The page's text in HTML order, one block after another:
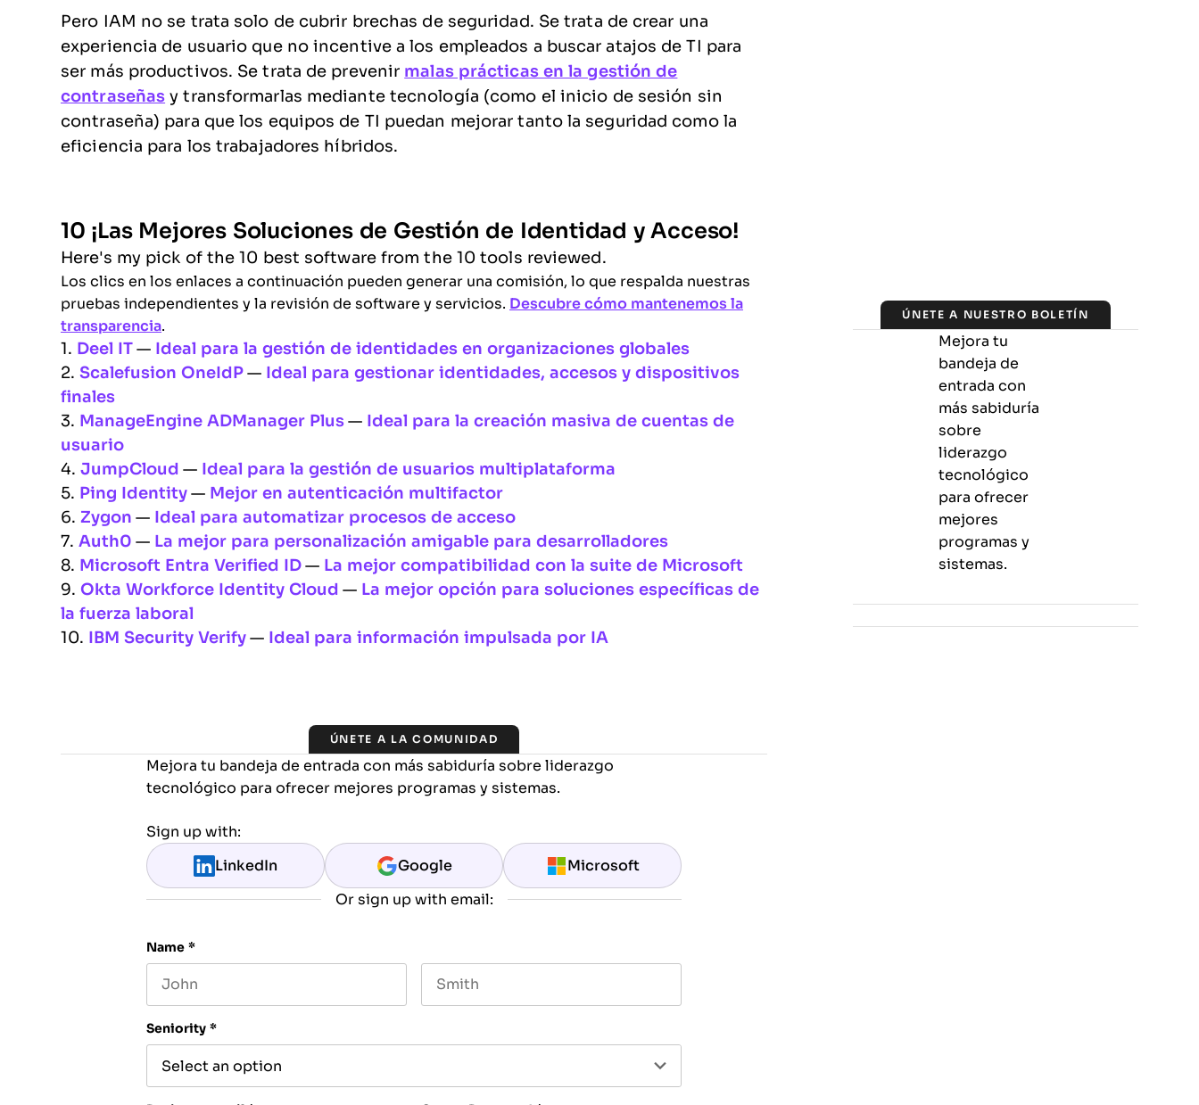
Pero IAM no se trata solo de cubrir brechas de seguridad. Se trata de crear una
experiencia de usuario que no incentive a los empleados a buscar atajos de TI para
ser más productivos. Se trata de prevenir malas prácticas en la gestión de
contraseñas y transformarlas mediante tecnología (como el inicio de sesión sin
contraseña) para que los equipos de TI puedan mejorar tanto la seguridad como la
eficiencia para los trabajadores híbridos.
10 ¡Las Mejores Soluciones de Gestión de Identidad y Acceso!
Here's my pick of the 10 best software from the 10 tools reviewed.
Los clics en los enlaces a continuación pueden generar una comisión, lo que respalda nuestras
pruebas independientes y la revisión de software y servicios. Descubre cómo mantenemos la
transparencia.
1. Deel IT — Ideal para la gestión de identidades en organizaciones globales
2. Scalefusion OneIdP — Ideal para gestionar identidades, accesos y dispositivos
finales
3. ManageEngine ADManager Plus — Ideal para la creación masiva de cuentas de
usuario
4. JumpCloud — Ideal para la gestión de usuarios multiplataforma
5. Ping Identity — Mejor en autenticación multifactor
6. Zygon — Ideal para automatizar procesos de acceso
7. Auth0 — La mejor para personalización amigable para desarrolladores
8. Microsoft Entra Verified ID — La mejor compatibilidad con la suite de Microsoft
9. Okta Workforce Identity Cloud — La mejor opción para soluciones específicas de
la fuerza laboral
10.
IBM Security Verify — Ideal para información impulsada por IA
ÚNETE A LA COMUNIDAD
Mejora tu bandeja de entrada con más sabiduría sobre liderazgo
tecnológico para ofrecer mejores programas y sistemas.
Sign up with:
LinkedIn Google Microsoft
Or sign up with email:
Name *
Seniority *
ÚNETE A NUESTRO BOLETÍN
Mejora tu
bandeja de
entrada con
más sabiduría
sobre
liderazgo
tecnológico
para ofrecer
mejores
programas y
sistemas.